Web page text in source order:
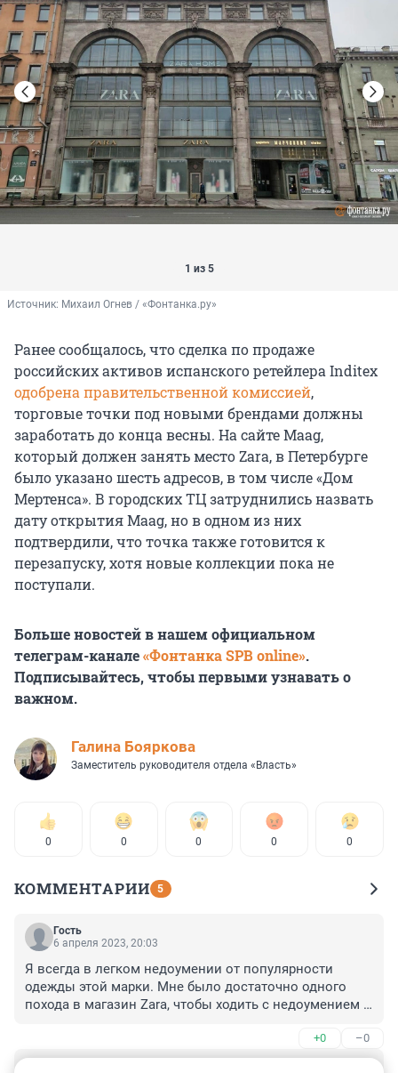
1 из 5
Источник: Михаил Огнев / «Фонтанка.ру»
Ранее сообщалось, что сделка по продаже
российских активов испанского ретейлера Inditex
одобрена правительственной комиссией,
торговые точки под новыми брендами должны
заработать до конца весны. На сайте Maag,
который должен занять место Zara, в Петербурге
было указано шесть адресов, в том числе «Дом
Мертенса». В городских ТЦ затруднились назвать
дату открытия Maag, но в одном из них
подтвердили, что точка также готовится к
перезапуску, хотя новые коллекции пока не
поступали.
Больше новостей в нашем официальном
телеграм-канале«Фонтанка SPB online».
Подписывайтесь, чтобы первыми узнавать о
важном.
Галина Бояркова
Заместитель руководителя отдела «Власть»
0 0 0 0 0
КОММЕНТАРИИ 5
Гость
6 апреля 2023, 20:03
Я всегда в легком недоумении от популярности
одежды этой марки. Мне было достаточно одного
похода в магазин Zara, чтобы ходить с недоумением
такое носит? На чью-то фигуру садятся такие платья,
костюмы? По мне так это какая-то самодеятельность,
+0 –0